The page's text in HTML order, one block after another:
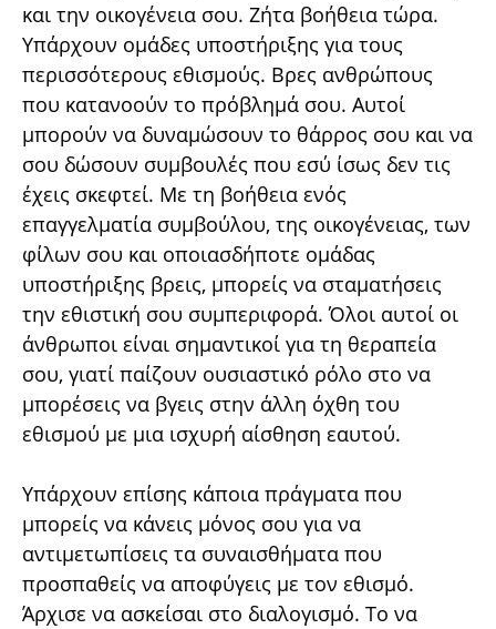
και την οικογένεια σου. Ζήτα βοήθεια τώρα.
Υπάρχουν ομάδες υποστήριξης για τους
περισσότερους εθισμούς. Βρες ανθρώπους
που κατανοούν το πρόβλημά σου. Αυτοί
μπορούν να δυναμώσουν το θάρρος σου και να
σου δώσουν συμβουλές που εσύ ίσως δεν τις
έχεις σκεφτεί. Με τη βοήθεια ενός
επαγγελματία συμβούλου, της οικογένειας, των
φίλων σου και οποιασδήποτε ομάδας
υποστήριξης βρεις, μπορείς να σταματήσεις
την εθιστική σου συμπεριφορά. Όλοι αυτοί οι
άνθρωποι είναι σημαντικοί για τη θεραπεία
σου, γιατί παίζουν ουσιαστικό ρόλο στο να
μπορέσεις να βγεις στην άλλη όχθη του
εθισμού με μια ισχυρή αίσθηση εαυτού.
Υπάρχουν επίσης κάποια πράγματα που
μπορείς να κάνεις μόνος σου για να
αντιμετωπίσεις τα συναισθήματα που
προσπαθείς να αποφύγεις με τον εθισμό.
Άρχισε να ασκείσαι στο διαλογισμό. Το να